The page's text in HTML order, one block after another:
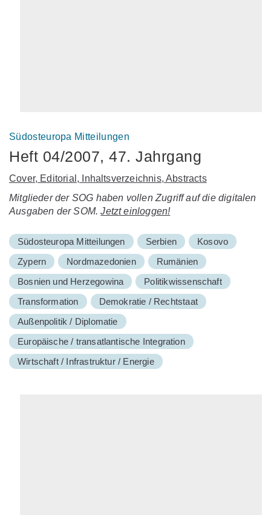
Südosteuropa Mitteilungen
Heft 04/2007, 47. Jahrgang
Cover, Editorial, Inhaltsverzeichnis, Abstracts
Mitglieder der SOG haben vollen Zugriff auf die digitalen
Ausgaben der SOM.Jetzt einloggen!
Südosteuropa Mitteilungen Serbien
Kosovo
Zypern
Nordmazedonien
Rumänien
Bosnien und Herzegowina
Politikwissenschaft
Transformation
Demokratie / Rechtstaat
Außenpolitik / Diplomatie
Europäische / transatlantische Integration
Wirtschaft / Infrastruktur / Energie